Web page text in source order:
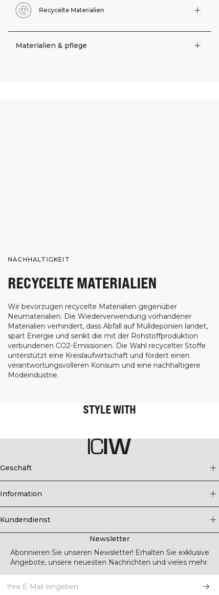
Recycelte Materialien
Materialien & pflege
NACHHALTIGKEIT
RECYCELTE MATERIALIEN
Wir bevorzugen recycelte Materialien gegenüber
Neumaterialien. Die Wiederverwendung vorhandener
Materialien verhindert, dass Abfall auf Mülldeponien landet,
spart Energie und senkt die mit der Rohstoffproduktion
verbundenen CO2-Emissionen. Die Wahl recycelter Stoffe
unterstützt eine Kreislaufwirtschaft und fördert einen
verantwortungsvolleren Konsum und eine nachhaltigere
Modeindustrie.
STYLE WITH
Geschäft
Information
Kundendienst
Newsletter
Abonnieren Sie unseren Newsletter! Erhalten Sie exklusive
Angebote, unsere neuesten Nachrichten und vieles mehr.